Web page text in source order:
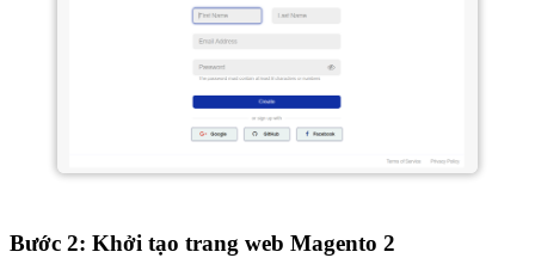
Bước 2: Khởi tạo trang web Magento 2